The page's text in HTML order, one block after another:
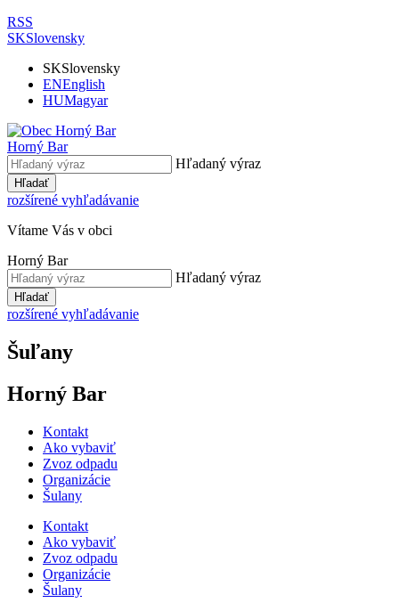
RSS
SKSlovensky
SKSlovensky
ENEnglish
HUMagyar
Horný Bar
Hľadaný výraz
Hľadať
rozšírené vyhľadávanie
Vítame Vás v obci
Horný Bar
Hľadaný výraz
Hľadať
rozšírené vyhľadávanie
Šuľany
Horný Bar
Kontakt
Ako vybaviť
Zvoz odpadu
Organizácie
Šulany
Kontakt
Ako vybaviť
Zvoz odpadu
Organizácie
Šulany